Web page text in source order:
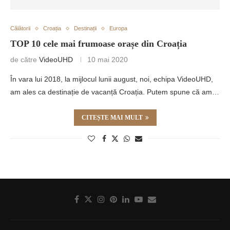
Călătorii Croația Destinații Europa
TOP 10 cele mai frumoase orașe din Croația
de către VideoUHD 10 mai 2020
În vara lui 2018, la mijlocul lunii august, noi, echipa VideoUHD,
am ales ca destinație de vacanță Croația. Putem spune că am…
CITEȘTE MAI MULT